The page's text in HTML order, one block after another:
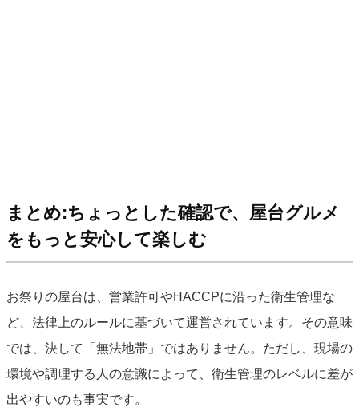
まとめ:ちょっとした確認で、屋台グルメ
をもっと安心して楽しむ
お祭りの屋台は、営業許可やHACCPに沿った衛生管理な
ど、法律上のルールに基づいて運営されています。その意味
では、決して「無法地帯」ではありません。ただし、現場の
環境や調理する人の意識によって、衛生管理のレベルに差が
出やすいのも事実です。